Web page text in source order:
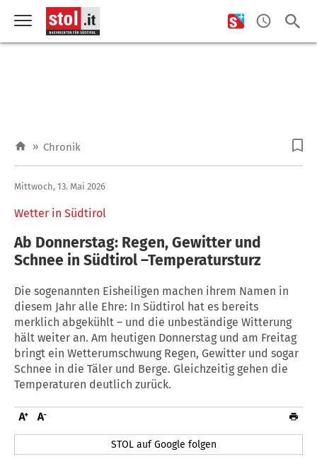
» Chronik
Wetter in Südtirol
Mittwoch, 13. Mai 2026
Ab Donnerstag: Regen, Gewitter und
Schnee in Südtirol –Temperatursturz
Die sogenannten Eisheiligen machen ihrem Namen in
diesem Jahr alle Ehre: In Südtirol hat es bereits
merklich abgekühlt – und die unbeständige Witterung
hält weiter an. Am heutigen Donnerstag und am Freitag
bringt ein Wetterumschwung Regen, Gewitter und sogar
Schnee in die Täler und Berge. Gleichzeitig gehen die
Temperaturen deutlich zurück.
STOL auf Google folgen